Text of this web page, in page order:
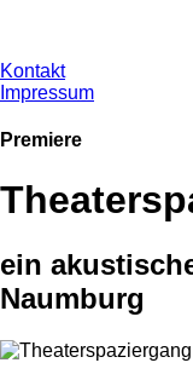
Kontakt
Impressum
Premiere
ein
Naumburg